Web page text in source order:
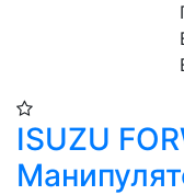
ISUZU